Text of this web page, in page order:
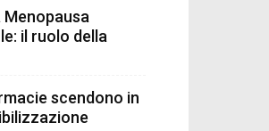
Menopausa
il ruolo della
scendono in